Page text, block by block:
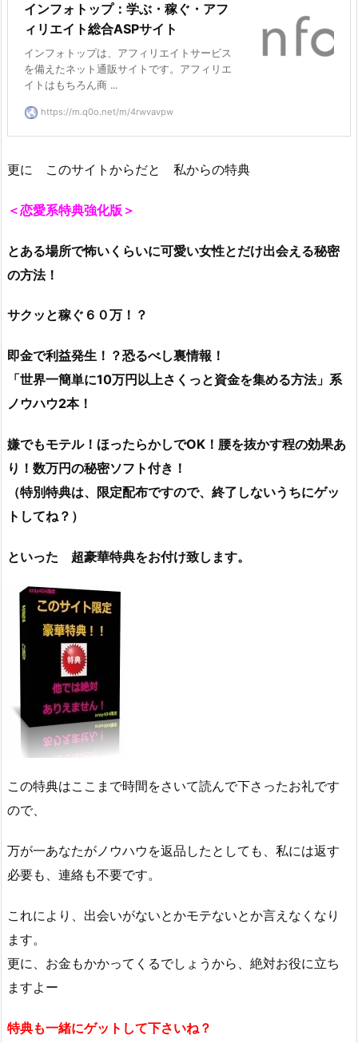
インフォトップ：学ぶ・稼ぐ・アフ
ィリエイト総合ASPサイト
インフォトップは、アフィリエイトサービス
を備えたネット通販サイトです。アフィリエ
イトはもちろん商 ...
https://m.q0o.net/m/4rwvavpw
更に このサイトからだと 私からの特典
＜恋愛系特典強化版＞
とある場所で怖いくらいに可愛い女性とだけ出会える秘密
の方法！
サクッと稼ぐ６０万！？
即金で利益発生！？恐るべし裏情報！
「世界一簡単に10万円以上さくっと資金を集める方法」系
ノウハウ2本！
嫌でもモテル！ほったらかしでOK！腰を抜かす程の効果あ
り！数万円の秘密ソフト付き！
（特別特典は、限定配布ですので、終了しないうちにゲッ
トしてね？）
といった 超豪華特典をお付け致します。
この特典はここまで時間をさいて読んで下さったお礼です
ので、
万が一あなたがノウハウを返品したとしても、私には返す
必要も、連絡も不要です。
これにより、出会いがないとかモテないとか言えなくなり
ます。
更に、お金もかかってくるでしょうから、絶対お役に立ち
ますよー
特典も一緒にゲットして下さいね？